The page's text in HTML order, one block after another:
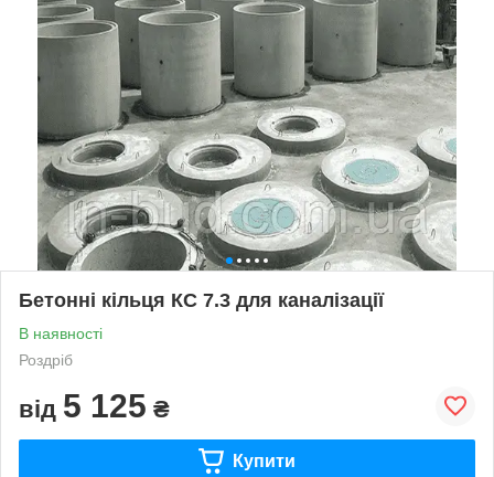
Бетонні кільця КС 7.3 для каналізації
В наявності
Роздріб
від 5 125 ₴
Купити